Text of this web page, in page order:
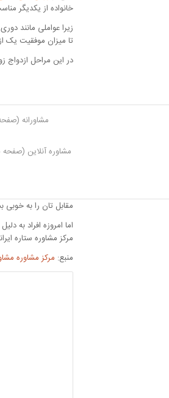
خانواده از یکدیگر
زیرا عواملی مانند
تا میزان موفقیت یک
در این مراحل ازدواج
مشاورانه
مشاوره آنلاین
مشاوره قبل از
مقابل تان را به خوبی
اما امروزه افراد به
مرکز مشاوره ستاره
منبع: مرکز مشاوره